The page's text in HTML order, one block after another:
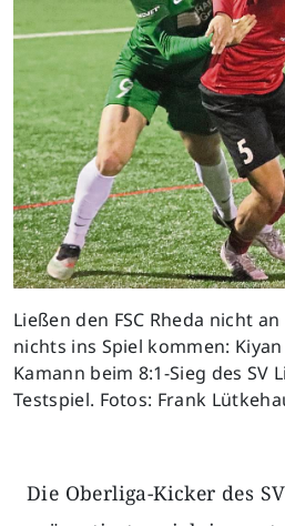
Ließen den FSC Rheda nicht
nichts ins Spiel kommen:
Kamann beim 8:1-Sieg des SV
Testspiel. Fotos: Frank
Previous
Die Oberliga-Kicker des